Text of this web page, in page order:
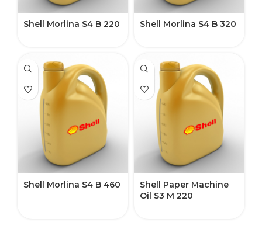
Shell Morlina S4 B 220 Shell Morlina S4 B 320
Shell Morlina S4 B 460
Shell Paper Machine
Oil S3 M 220